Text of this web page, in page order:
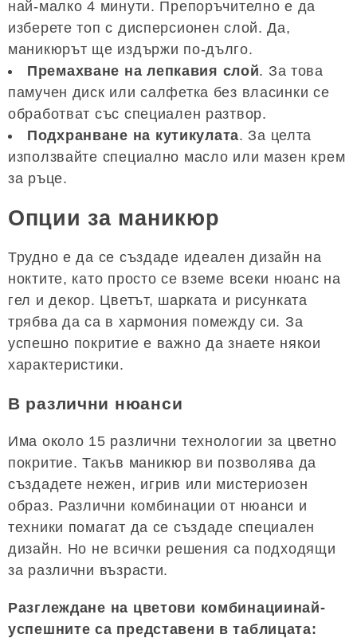
най-малко 4 минути. Препоръчително е да
изберете топ с дисперсионен слой. Да,
маникюрът ще издържи по-дълго.
Премахване на лепкавия слой. За това
памучен диск или салфетка без власинки се
обработват със специален разтвор.
Подхранване на кутикулата. За целта
използвайте специално масло или мазен крем
за ръце.
Опции за маникюр
Трудно е да се създаде идеален дизайн на
ноктите, като просто се вземе всеки нюанс на
гел и декор. Цветът, шарката и рисунката
трябва да са в хармония помежду си. За
успешно покритие е важно да знаете някои
характеристики.
В различни нюанси
Има около 15 различни технологии за цветно
покритие. Такъв маникюр ви позволява да
създадете нежен, игрив или мистериозен
образ. Различни комбинации от нюанси и
техники помагат да се създаде специален
дизайн. Но не всички решения са подходящи
за различни възрасти.
Разглеждане на цветови комбинациинай-
успешните са представени в таблицата: